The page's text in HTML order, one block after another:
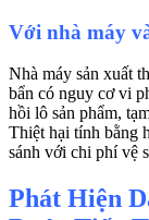
Với nhà máy
Nhà máy sản xuất
bẩn có nguy cơ vi
hồi lô sản phẩm,
Thiệt hại tính bằng
sánh với chi phí vệ
Phát Hiện